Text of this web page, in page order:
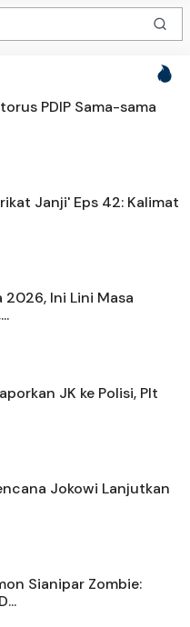
PDIP Sama-sama
Janji' Eps 42: Kalimat
2026, Ini Lini Masa
JK ke Polisi, Plt
Jokowi Lanjutkan
Sianipar Zombie: